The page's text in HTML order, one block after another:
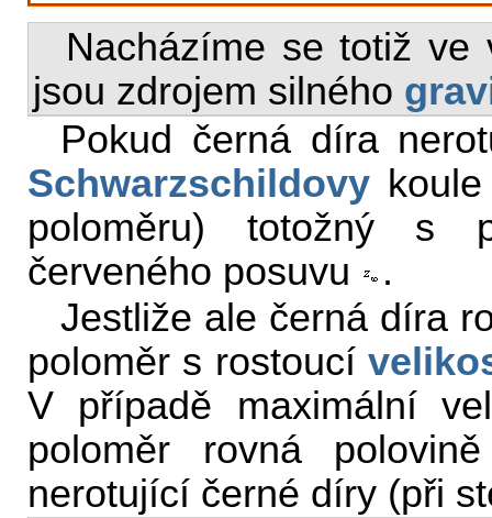
Nacházíme se totiž ve
jsou zdrojem silného
Pokud černá díra
Schwarzschildovy
poloměru) totožný s
červeného posuvu
.
Jestliže ale černá díra
poloměr s rostoucí
V případě maximální
poloměr rovná
nerotující černé díry (při